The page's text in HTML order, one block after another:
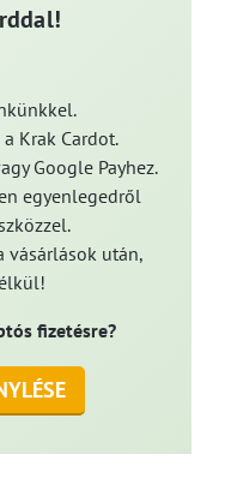
Krak Cardot.
Google Payhez.
egyenlegedről
vásárlások után,
fizetésre?